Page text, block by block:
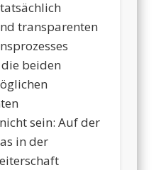
transparenten
beiden
sein: Auf der
in der